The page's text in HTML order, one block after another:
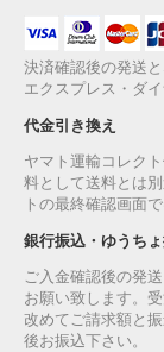
決済確認後の発送
エクスプレス・ダ
代金引き換え
ヤマト運輸コレク
料として送料とは
トの最終確認画面
銀行振込・ゆうち
ご入金確認後の発
お願い致します。
改めてご請求額と
後お振込下さい。